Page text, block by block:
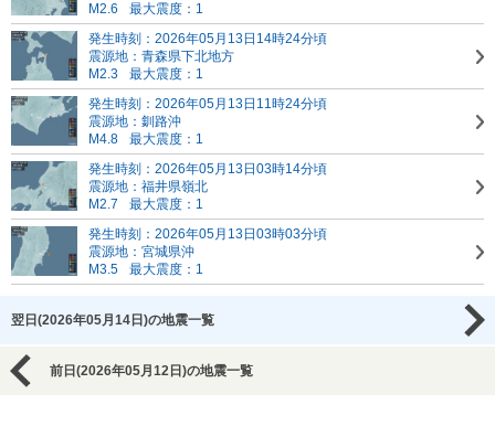
M2.6
最大震度：1
発生時刻：2026年05月13日14時24分頃
震源地：青森県下北地方
M2.3
最大震度：1
発生時刻：2026年05月13日11時24分頃
震源地：釧路沖
M4.8
最大震度：1
発生時刻：2026年05月13日03時14分頃
震源地：福井県嶺北
M2.7
最大震度：1
発生時刻：2026年05月13日03時03分頃
震源地：宮城県沖
M3.5
最大震度：1
翌日(2026年05月14日)の地震一覧
前日(2026年05月12日)の地震一覧